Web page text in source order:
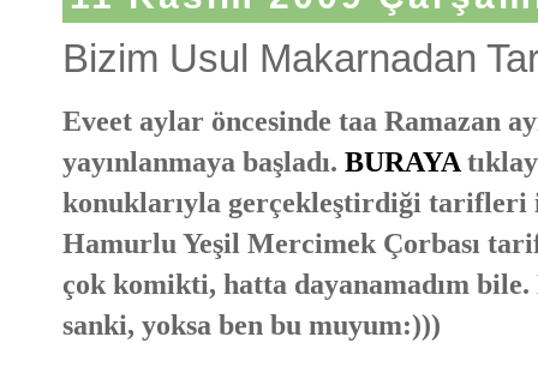
Bizim Usul Makarnadan
Eveet aylar öncesinde taa Ramazan
yayınlanmaya başladı. BURAYA
konuklarıyla gerçekleştirdiği tarifleri
Hamurlu Yeşil Mercimek Çorbası
çok komikti, hatta dayanamadım
sanki, yoksa ben bu muyum:)))